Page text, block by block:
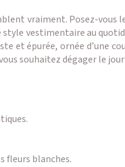
vraiment. Posez-
vestimentaire au
et épurée, ornée
souhaitez dégager le
fleurs blanches.